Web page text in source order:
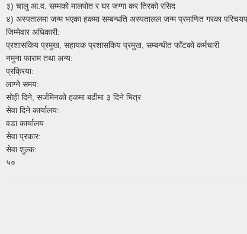
३) चालु आ.व. सम्मको मालपोत र घर जग्गा कर तिरको रसिद
४) अस्पतालमा जन्म भएका हकमा सम्बन्धति अस्पतालल जन्म प्रमाणित गरका
जिम्मेवार अधिकारी:
प्रशासकिय प्रमुख, सहायक प्रशासकिय प्रमुख, सम्बन्धीत फाँटको कर्मचारी
नमुना फाराम तथा अन्य:
प्रक्रिया:
लाग्ने समय:
सोही दिने, सर्जमिनको हकमा बढीमा ३ दिने भित्र
सेवा दिने कार्यालय:
वडा कार्यालय
सेवा प्रकार:
सेवा शुल्क:
५०